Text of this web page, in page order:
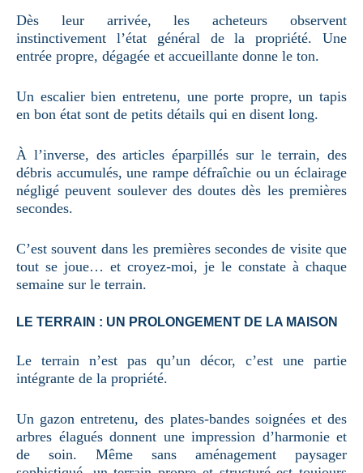
Dès leur arrivée, les acheteurs observent
instinctivement l’état général de la propriété. Une
entrée propre, dégagée et accueillante donne le ton.
Un escalier bien entretenu, une porte propre, un tapis
en bon état sont de petits détails qui en disent long.
À l’inverse, des articles éparpillés sur le terrain, des
débris accumulés, une rampe défraîchie ou un éclairage
négligé peuvent soulever des doutes dès les premières
secondes.
C’est souvent dans les premières secondes de visite que
tout se joue… et croyez-moi, je le constate à chaque
semaine sur le terrain.
LE TERRAIN : UN PROLONGEMENT DE LA MAISON
Le terrain n’est pas qu’un décor, c’est une partie
intégrante de la propriété.
Un gazon entretenu, des plates-bandes soignées et des
arbres élagués donnent une impression d’harmonie et
de soin. Même sans aménagement paysager